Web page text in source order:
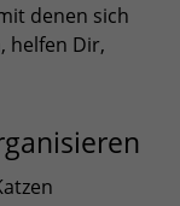
denen sich
helfen Dir,